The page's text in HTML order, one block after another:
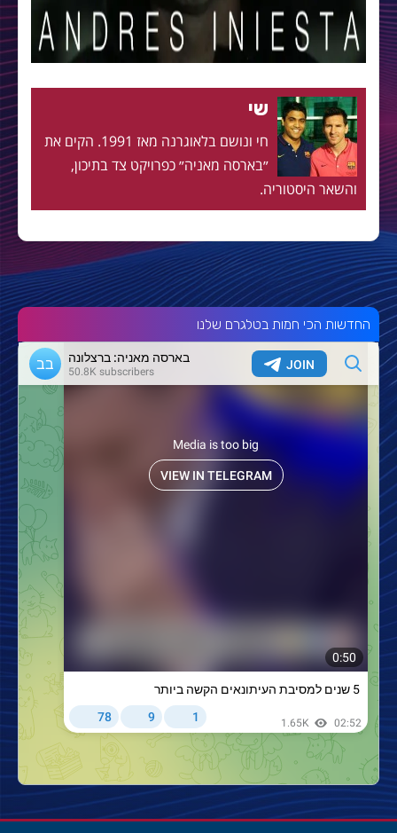
שי
חי ונושם בלאוגרנה מאז 1991. הקים את
״בארסה מאניה״ כפרויקט צד בתיכון,
והשאר היסטוריה.
החדשות הכי חמות בטלגרם שלנו